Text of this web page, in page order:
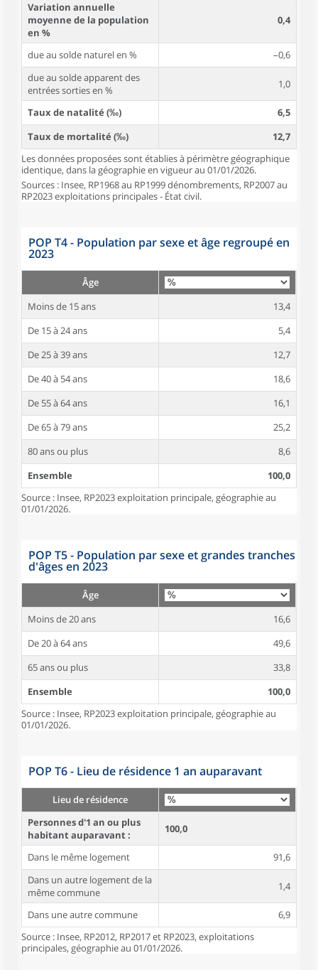
Variation annuelle
moyenne de la population
en %
0,4
due au solde naturel en %
–0,6
due au solde apparent des
entrées sorties en %
1,0
Taux de natalité (‰)
6,5
Taux de mortalité (‰)
12,7
Les données proposées sont établies à périmètre géographique
identique, dans la géographie en vigueur au 01/01/2026.
Sources : Insee, RP1968 au RP1999 dénombrements, RP2007 au
RP2023 exploitations principales - État civil.
POP T4 - Population par sexe et âge regroupé en
2023
Âge
Moins de 15 ans
13,4
De 15 à 24 ans
5,4
De 25 à 39 ans
12,7
De 40 à 54 ans
18,6
De 55 à 64 ans
16,1
De 65 à 79 ans
25,2
80 ans ou plus
8,6
Ensemble
100,0
Source : Insee, RP2023 exploitation principale, géographie au
01/01/2026.
POP T5 - Population par sexe et grandes tranches
d'âges en 2023
Âge
Moins de 20 ans
16,6
De 20 à 64 ans
49,6
65 ans ou plus
33,8
Ensemble
100,0
Source : Insee, RP2023 exploitation principale, géographie au
01/01/2026.
POP T6 - Lieu de résidence 1 an auparavant
Lieu de résidence
Personnes d'1 an ou plus
habitant auparavant :
100,0
Dans le même logement
91,6
Dans un autre logement de la
même commune
1,4
Dans une autre commune
6,9
Source : Insee, RP2012, RP2017 et RP2023, exploitations
principales, géographie au 01/01/2026.